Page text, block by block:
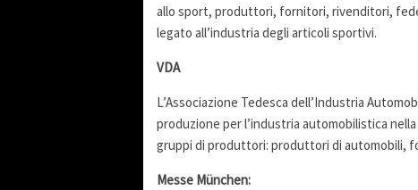
allo sport, produttori, fornitori, rivenditori,
legato all’industria degli articoli sportivi.
VDA
L’Associazione Tedesca dell’Industria
produzione per l’industria automobilistica
gruppi di produttori: produttori di automobili,
Messe München: